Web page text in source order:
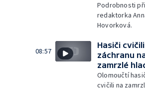
Podrobnosti
redaktorka
Hovorková.
08:57
Hasiči cvičili
záchranu
zamrzlé
Olomoučtí
cvičili na